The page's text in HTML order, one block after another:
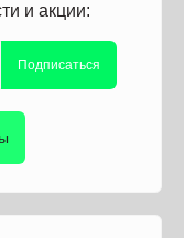
и акции:
Подписаться